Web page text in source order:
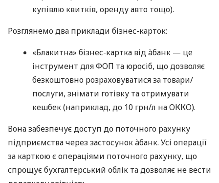
купівлю квитків, оренду авто тощо).
Розглянемо два приклади бізнес-карток:
«Блакитна» бізнес-картка від àбанк — це
інструмент для ФОП та юросіб, що дозволяє
безкоштовно розраховуватися за товари/
послуги, знімати готівку та отримувати
кешбек (наприклад, до 10 грн/л на ОККО).
Вона забезпечує доступ до поточного рахунку
підприємства через застосунок àбанк. Усі операції
за карткою є операціями поточного рахунку, що
спрощує бухгалтерський облік та дозволяє не вести